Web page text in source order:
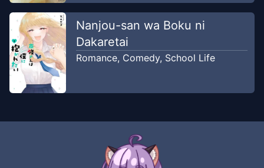
Nanjou-san wa Boku ni
Dakaretai
Romance, Comedy, School Life